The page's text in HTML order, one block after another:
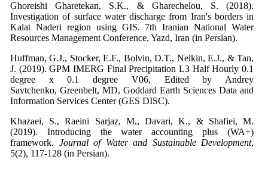
Ghoreishi Gharetekan, S.K., & Gharechelou, S. (2018).
Investigation of surface water discharge from Iran's borders in
Kalat Naderi region using GIS. 7th Iranian National Water
Resources Management Conference, Yazd, Iran (in Persian).
Huffman, G.J., Stocker, E.F., Bolvin, D.T., Nelkin, E.J., & Tan,
J. (2019). GPM IMERG Final Precipitation L3 Half Hourly 0.1
degree x 0.1 degree V06, Edited by Andrey
Savtchenko, Greenbelt, MD, Goddard Earth Sciences Data and
Information Services Center (GES DISC).
Khazaei, S., Raeini Sarjaz, M., Davari, K., & Shafiei, M.
(2019). Introducing the water accounting plus (WA+)
framework. Journal of Water and Sustainable Development,
5(2), 117-128 (in Persian).